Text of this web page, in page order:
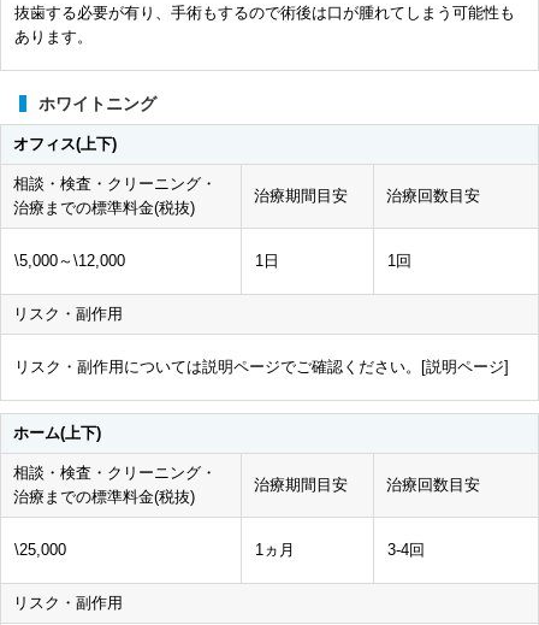
抜歯する必要が有り、手術もするので術後は口が腫れてしまう可能性も
あります。
ホワイトニング
オフィス(上下)
相談・検査・クリーニング・
治療までの標準料金(税抜)
治療期間目安 治療回数目安
\5,000～\12,000 1日 1回
リスク・副作用
リスク・副作用については説明ページでご確認ください。[説明ページ]
ホーム(上下)
相談・検査・クリーニング・
治療までの標準料金(税抜)
治療期間目安 治療回数目安
\25,000 1ヵ月 3-4回
リスク・副作用